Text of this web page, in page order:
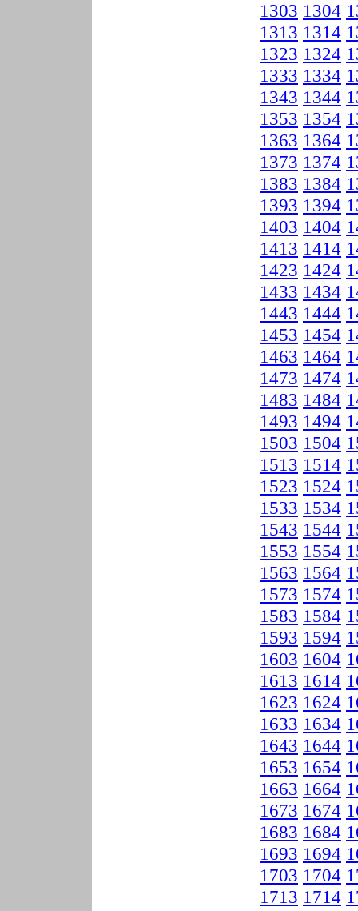
1303 1304
1313 1314
1323 1324
1333 1334
1343 1344
1353 1354
1363 1364
1373 1374
1383 1384
1393 1394
1403 1404
1413 1414
1423 1424
1433 1434
1443 1444
1453 1454
1463 1464
1473 1474
1483 1484
1493 1494
1503 1504
1513 1514
1523 1524
1533 1534
1543 1544
1553 1554
1563 1564
1573 1574
1583 1584
1593 1594
1603 1604
1613 1614
1623 1624
1633 1634
1643 1644
1653 1654
1663 1664
1673 1674
1683 1684
1693 1694
1703 1704
1713 1714